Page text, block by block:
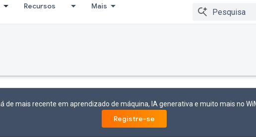
Recursos Mais
de mais recente em aprendizado de máquina, IA generativa e muito mais no
Registre-se